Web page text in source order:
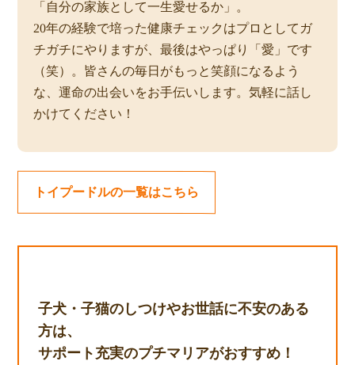
「自分の家族として一生愛せるか」。
20年の経験で培った健康チェックはプロとしてガ
チガチにやりますが、最後はやっぱり「愛」です
（笑）。皆さんの毎日がもっと笑顔になるよう
な、運命の出会いをお手伝いします。気軽に話し
かけてください！
トイプードルの一覧はこちら
子犬・子猫のしつけやお世話に不安のある
方は、
サポート充実のプチマリアがおすすめ！